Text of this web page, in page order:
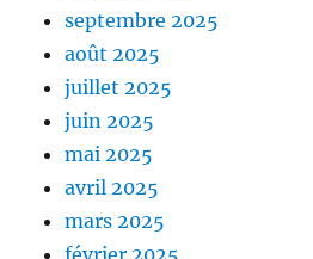
septembre 2025
août 2025
juillet 2025
juin 2025
mai 2025
avril 2025
mars 2025
février 2025